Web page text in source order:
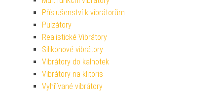
Příslušenství k vibrátorům
Pulzátory
Realistické Vibrátory
Silikonové vibrátory
Vibrátory do kalhotek
Vibrátory na klitoris
Vyhřívané vibrátory